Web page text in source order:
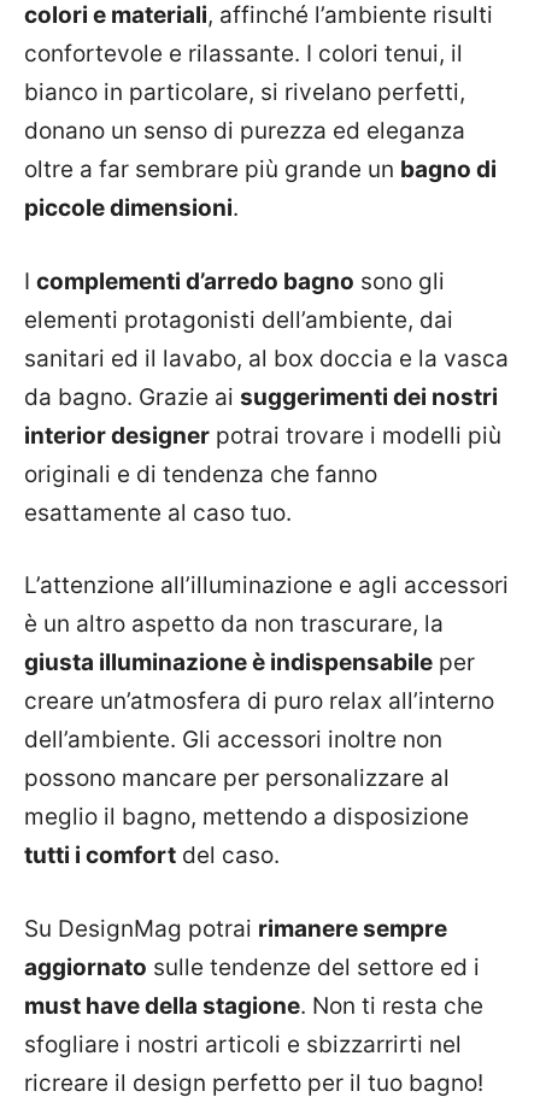
colori e materiali, affinché l’ambiente risulti
confortevole e rilassante. I colori tenui, il
bianco in particolare, si rivelano perfetti,
donano un senso di purezza ed eleganza
oltre a far sembrare più grande un bagno di
piccole dimensioni.
I complementi d’arredo bagno sono gli
elementi protagonisti dell’ambiente, dai
sanitari ed il lavabo, al box doccia e la vasca
da bagno. Grazie ai suggerimenti dei nostri
interior designer potrai trovare i modelli più
originali e di tendenza che fanno
esattamente al caso tuo.
L’attenzione all’illuminazione e agli accessori
è un altro aspetto da non trascurare, la
giusta illuminazione è indispensabile per
creare un’atmosfera di puro relax all’interno
dell’ambiente. Gli accessori inoltre non
possono mancare per personalizzare al
meglio il bagno, mettendo a disposizione
tutti i comfort del caso.
Su DesignMag potrai rimanere sempre
aggiornato sulle tendenze del settore ed i
must have della stagione. Non ti resta che
sfogliare i nostri articoli e sbizzarrirti nel
ricreare il design perfetto per il tuo bagno!